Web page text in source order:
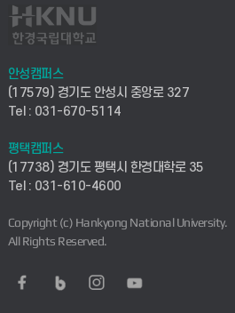
사회안전시스템공학부
컴퓨터응용수학부
ICT로봇기계공학부
전자전기공학부
디자인건축융합학부
AI융합학부
사이버캠퍼스(전문학사 및 전공심화)
시설바로처리서비스
연구실안전관리시스템
산학연구관리시스템
찾아오시는길(평택)
통학버스안내(안성)
산학협력단
취업지원센터
창업지원센터
현장실습지원센터
안성캠퍼스
(17579) 경기도 안성시 중앙로 327
Tel : 031-670-5114
평택캠퍼스
(17738) 경기도 평택시 한경대학로 35
Tel : 031-610-4600
Copyright (c) Hankyong National University.
All Rights Reserved.